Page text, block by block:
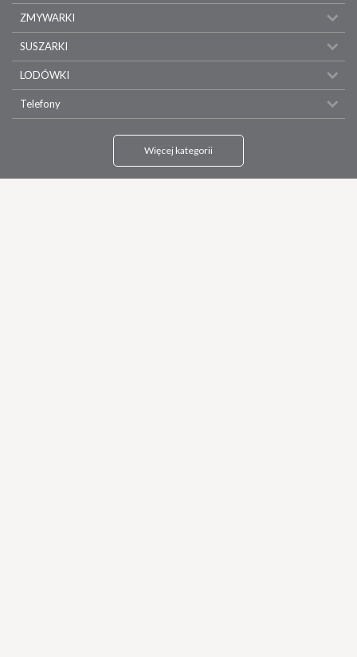
ZMYWARKI
SUSZARKI
LODÓWKI
Telefony
Więcej kategorii